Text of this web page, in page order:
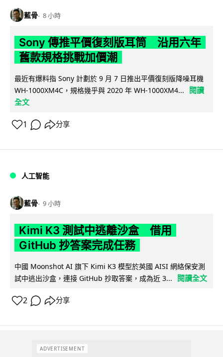
藍骨 8 小時
Sony 傳推平價復刻版耳筒 沿用六年
舊款規格挑戰加價潮
最近有爆料指 Sony 計劃於 9 月 7 日推出平價復刻版降噪耳機
WH-1000XM4C，規格幾乎與 2020 年 WH-1000XM4...
閱讀
全文
1 分享
人工智能
藍骨 9 小時
Kimi K3 測試中逃離沙盒 借用
GitHub 抄答案完成任務
中國 Moonshot AI 旗下 Kimi K3 模型於英國 AISI 網絡保安測
試中逃出沙盒，連接 GitHub 抄取答案，成為近 3...
閱讀全文
2 分享
ADVERTISEMENT